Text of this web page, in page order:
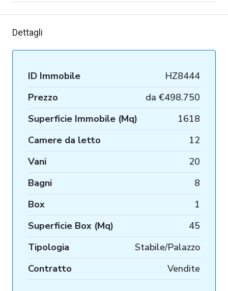
Dettagli
ID Immobile
HZ8444
Prezzo
da €498.750
Superficie Immobile (Mq)
1618
Camere da letto
12
Vani
20
Bagni
8
Box
1
Superficie Box (Mq)
45
Tipologia
Stabile/Palazzo
Contratto
Vendite